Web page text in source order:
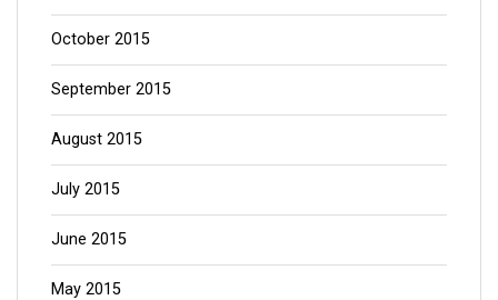
October 2015
September 2015
August 2015
July 2015
June 2015
May 2015